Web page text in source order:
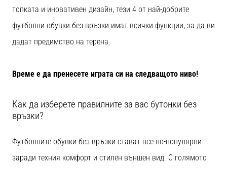
женското
ЕВРО
2025
от
Nike,
adidas
PUMA.
Бъди
част
топката и иновативен дизайн, тези 4 от най-добрите
футболни обувки без връзки имат всички функции, за да ви
дадат предимство на терена.
Време е да пренесете играта си на следващото ниво!
Как да изберете правилните за вас бутонки без
връзки?
Футболните обувки без връзки стават все по-популярни
заради техния комфорт и стилен външен вид. С голямото